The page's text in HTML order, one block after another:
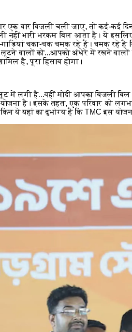
एक बार बिजली चली जाए, तो कई-कई
नहीं भारी भरकम बिल आता है। ये
चका-चक चमक रहे हैं। चमक रहे हैं
वालों को...आपको अंधेरे में रखने वालों
है, पूरा हिसाब होगा।
में लगी है...वहीं मोदी आपका बिजली
है। इसके तहत, एक परिवार को
ये यहां का दुर्भाग्य है कि TMC इस